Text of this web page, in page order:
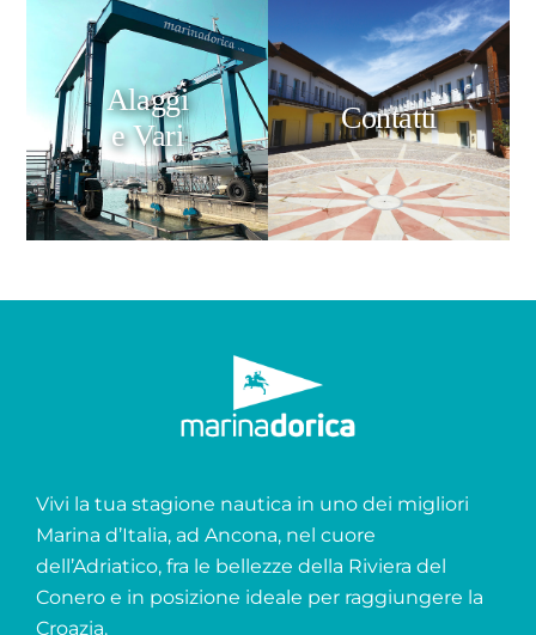
Alaggi
e Vari
Contatti
Vivi la tua stagione nautica in uno dei migliori
Marina d’Italia, ad Ancona, nel cuore
dell’Adriatico, fra le bellezze della Riviera del
Conero e in posizione ideale per raggiungere la
Croazia.